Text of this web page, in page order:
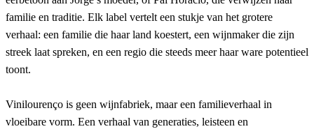
familie en traditie. Elk label vertelt een stukje van het grotere
verhaal: een familie die haar land koestert, een wijnmaker die zijn
streek laat spreken, en een regio die steeds meer haar ware potentieel
toont.
Vinilourenço is geen wijnfabriek, maar een familieverhaal in
vloeibare vorm. Een verhaal van generaties, leisteen en